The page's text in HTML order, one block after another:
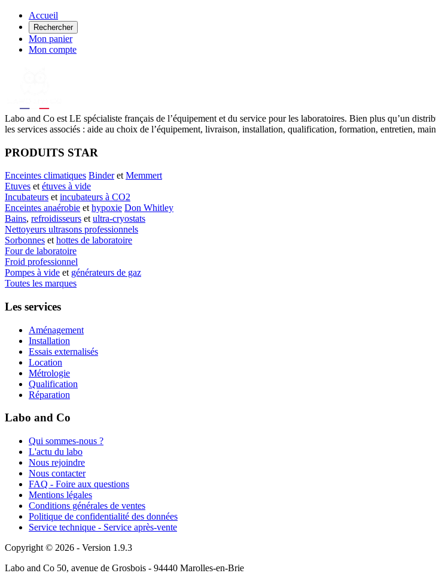
Accueil
Rechercher
Mon panier
Mon compte
Labo and Co est LE spécialiste français de l’équipement et du service pour les laboratoires. Bien plus qu’un
les services associés : aide au choix de l’équipement, livraison, installation, qualification, formation, entretien,
PRODUITS STAR
Enceintes climatiques Binderet Memmert
Etuves et étuves à vide
Incubateurs et incubateurs à CO2
Enceintes anaérobie et hypoxie Don Whitley
Bains, refroidisseurs et ultra-cryostats
Nettoyeurs ultrasons professionnels
Sorbonnes et hottes de laboratoire
Four de laboratoire
Froid professionnel
Pompes à vide et générateurs de gaz
Toutes les marques
Les services
Aménagement
Installation
Essais externalisés
Location
Métrologie
Qualification
Réparation
Labo and Co
Qui sommes-nous ?
L'actu du labo
Nous rejoindre
Nous contacter
FAQ - Foire aux questions
Mentions légales
Conditions générales de ventes
Politique de confidentialité des données
Service technique - Service après-vente
Copyright © 2026 - Version 1.9.3
Labo and Co 50, avenue de Grosbois - 94440 Marolles-en-Brie